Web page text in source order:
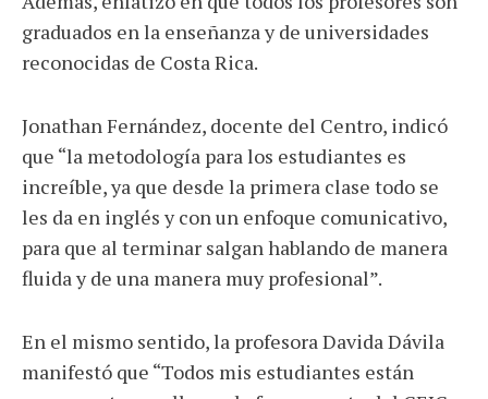
graduados en la enseñanza y de universidades
reconocidas de Costa Rica.
Jonathan Fernández, docente del Centro, indicó
que “la metodología para los estudiantes es
increíble, ya que desde la primera clase todo se
les da en inglés y con un enfoque comunicativo,
para que al terminar salgan hablando de manera
fluida y de una manera muy profesional”.
En el mismo sentido, la profesora Davida Dávila
manifestó que “Todos mis estudiantes están